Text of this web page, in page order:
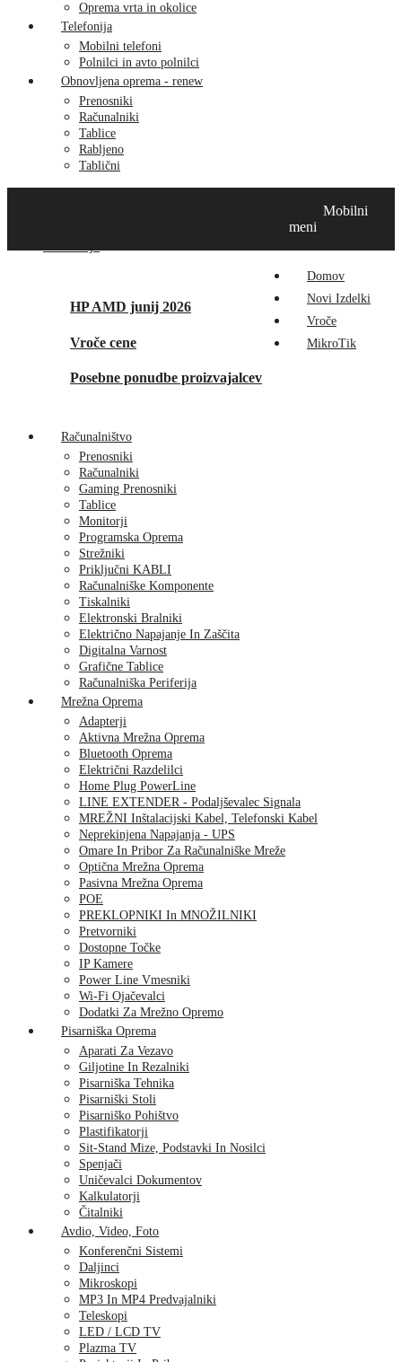
Oprema vrta in okolice
Telefonija
Mobilni telefoni
Polnilci in avto polnilci
Obnovljena oprema - renew
Prenosniki
Računalniki
Tablice
Rabljeno
Tablični
HP AMD junij 2026
Vroče cene
Posebne ponudbe proizvajalcev
Mobilni
meni
Domov
Novi Izdelki
Vroče
MikroTik
Računalništvo
Prenosniki
Računalniki
Gaming Prenosniki
Tablice
Monitorji
Programska Oprema
Strežniki
Priključni KABLI
Računalniške Komponente
Tiskalniki
Elektronski Bralniki
Električno Napajanje In Zaščita
Digitalna Varnost
Grafične Tablice
Računalniška Periferija
Mrežna Oprema
Adapterji
Aktivna Mrežna Oprema
Bluetooth Oprema
Električni Razdelilci
Home Plug PowerLine
LINE EXTENDER - Podaljševalec Signala
MREŽNI Inštalacijski Kabel, Telefonski Kabel
Neprekinjena Napajanja - UPS
Omare In Pribor Za Računalniške Mreže
Optična Mrežna Oprema
Pasivna Mrežna Oprema
POE
PREKLOPNIKI In MNOŽILNIKI
Pretvorniki
Dostopne Točke
IP Kamere
Power Line Vmesniki
Wi-Fi Ojačevalci
Dodatki Za Mrežno Opremo
Pisarniška Oprema
Aparati Za Vezavo
Giljotine In Rezalniki
Pisarniška Tehnika
Pisarniški Stoli
Pisarniško Pohištvo
Plastifikatorji
Sit-Stand Mize, Podstavki In Nosilci
Spenjači
Uničevalci Dokumentov
Kalkulatorji
Čitalniki
Avdio, Video, Foto
Konferenčni Sistemi
Daljinci
Mikroskopi
MP3 In MP4 Predvajalniki
Teleskopi
LED / LCD TV
Plazma TV